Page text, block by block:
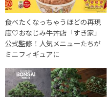
食べたくなっちゃうほどの再現
度♡おなじみ牛丼店「すき家」
公式監修！人気メニューたちが
ミニフィギュアに